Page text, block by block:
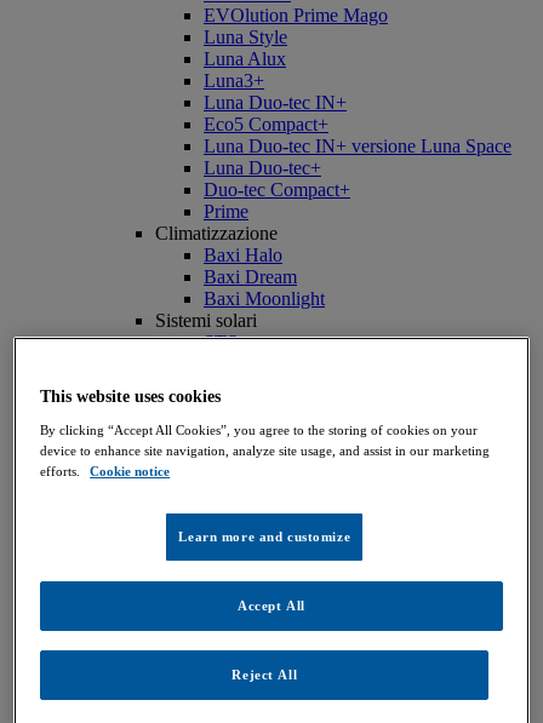
EVOlution Prime Mago
Luna Style
Luna Alux
Luna3+
Luna Duo-tec IN+
Eco5 Compact+
Luna Duo-tec IN+ versione Luna Space
Luna Duo-tec+
Duo-tec Compact+
Prime
Climatizzazione
Baxi Halo
Baxi Dream
Baxi Moonlight
Sistemi solari
STS
Accumulo - SAG3
Accumulo - SAG Blue
Digital
Baxi Air Connect
Baxi OnTheGo - App Cataloghi e listino
Cerca un installatore LunaTeam
ErP Tool - Etichetta Energetica
Cerca un Centro assistenza autorizzato
Manutenzione Caldaia
Estensione Garanzia
Baxi Più 10 Anni (≤35kW)
Baxi Più Professional (>35 kW)
This website uses cookies
By clicking “Accept All Cookies”, you agree to the storing of cookies on your
device to enhance site navigation, analyze site usage, and assist in our marketing
efforts.
Cookie notice
Learn more and customize
Reject All
Accept All